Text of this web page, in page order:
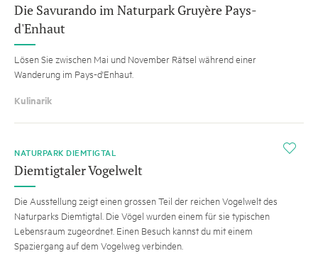
Die Savurando im Naturpark Gruyère Pays-
d'Enhaut
Lösen Sie zwischen Mai und November Rätsel während einer
Wanderung im Pays-d'Enhaut.
Kulinarik
i
NATURPARK DIEMTIGTAL
Diemtigtaler Vogelwelt
Die Ausstellung zeigt einen grossen Teil der reichen Vogelwelt des
Naturparks Diemtigtal. Die Vögel wurden einem für sie typischen
Lebensraum zugeordnet. Einen Besuch kannst du mit einem
Spaziergang auf dem Vogelweg verbinden.